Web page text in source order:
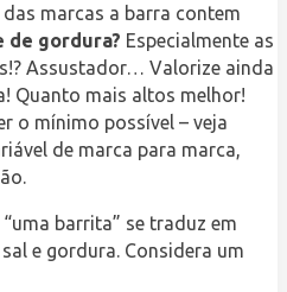
marcas a barra contem
de gordura? Especialmente as
Assustador… Valorize ainda
Quanto mais altos melhor!
o mínimo possível – veja
de marca para marca,
barrita” se traduz em
e gordura. Considera um